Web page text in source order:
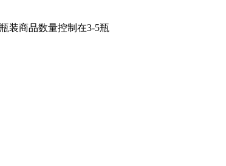
装商品数量控制在3-5瓶